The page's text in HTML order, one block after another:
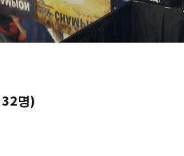
32명)